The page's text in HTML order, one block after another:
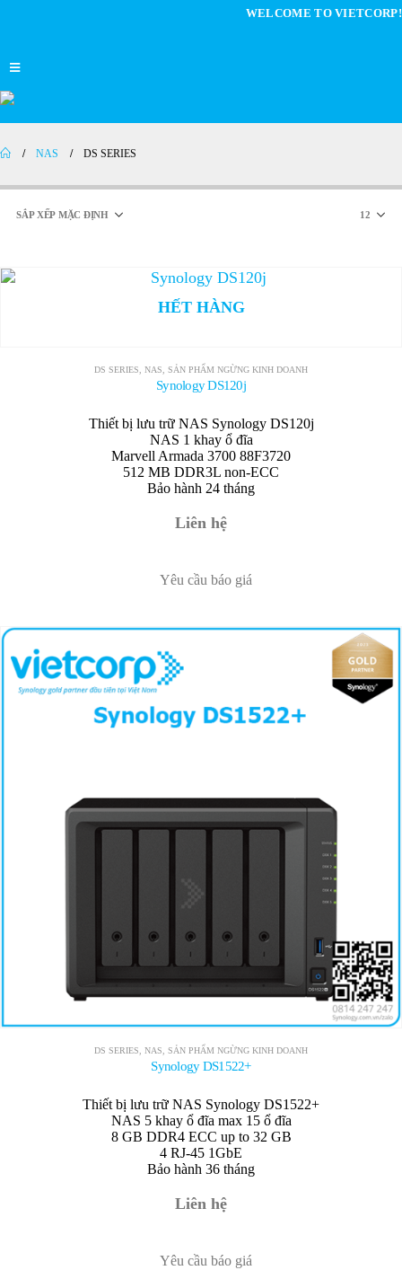
WELCOME TO VIETCORP!
NAS DS SERIES
HẾT HÀNG
DS SERIES NAS SẢN PHẨM NGỪNG KINH DOANH
Synology DS120j
Thiết bị lưu trữ NAS Synology DS120j
NAS 1 khay ổ đĩa
Marvell Armada 3700 88F3720
512 MB DDR3L non-ECC
Bảo hành 24 tháng
Liên hệ
Yêu cầu báo giá
DS SERIES NAS SẢN PHẨM NGỪNG KINH DOANH
Synology DS1522+
Thiết bị lưu trữ NAS Synology DS1522+
NAS 5 khay ổ đĩa max 15 ổ đĩa
8 GB DDR4 ECC up to 32 GB
4 RJ-45 1GbE
Bảo hành 36 tháng
Liên hệ
Yêu cầu báo giá